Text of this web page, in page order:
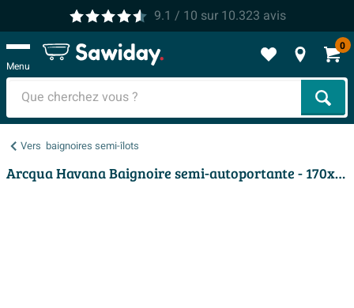
9.1 / 10 sur 10.323 avis
Menu
0
Vers baignoires semi-îlots
Arcqua Havana Baignoire semi-autoportante - 170x80cm - droite - noir mat